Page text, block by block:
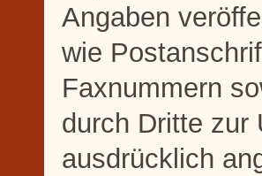
Angaben
wie
Faxnummern
durch Dritte zur
ausdrücklich